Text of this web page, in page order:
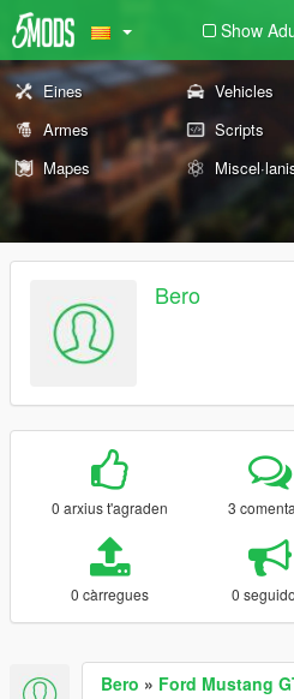
Show
Eines Vehicles
Armes
Scripts
Mapes
Bero
0 arxius t'agraden 3
0 càrregues 0
Bero » Ford Mustang